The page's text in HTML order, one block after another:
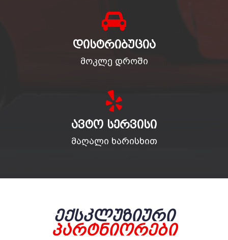
ᲓᲘᲡᲢᲠᲘᲑᲣᲪᲘᲐ
მოკლე დროში
ᲐᲕᲢᲝ ᲡᲔᲠᲕᲘᲡᲘ
მაღალი ხარისხით
Ექსკლუზიური
Პარტნიორები